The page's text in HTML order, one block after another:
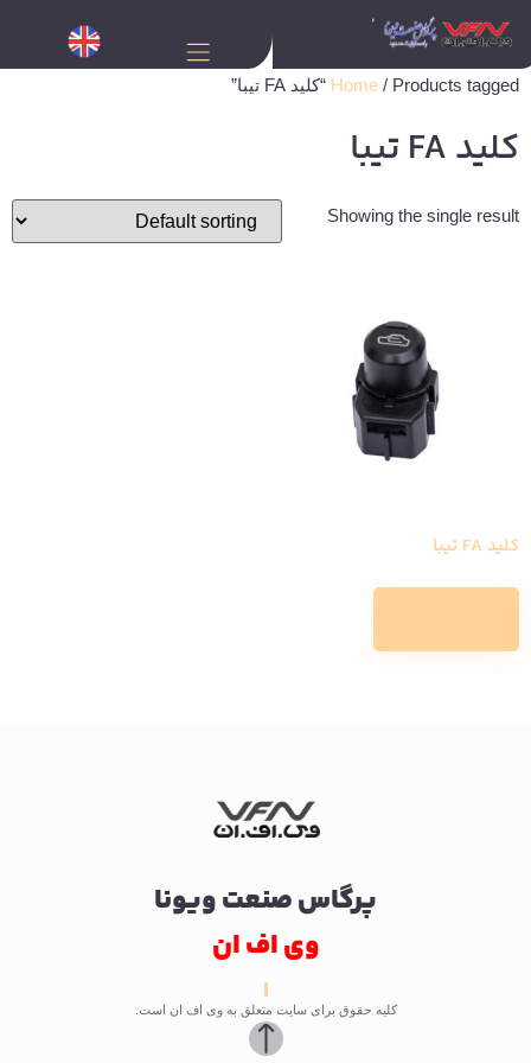
Home / Products tagged “کلید FA تیبا”
کلید FA تیبا
Showing the single result
کلید FA تیبا
پرگاس صنعت ویونا
وی اف ان
کلیه حقوق برای سایت متعلق به وی اف ان است.